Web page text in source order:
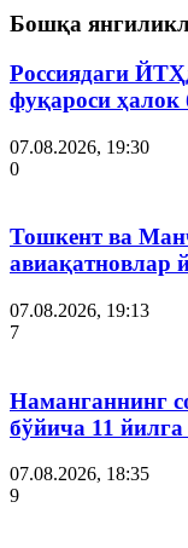
Бошқа
Россиядаги
фуқароси ҳалок
07.08.2026, 19:30
0
Тошкент ва
авиақатновлар
07.08.2026, 19:13
7
Наманганнинг
бўйича 11
07.08.2026, 18:35
9